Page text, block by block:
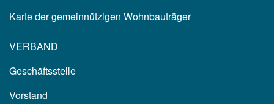
Karte der gemeinnützigen Wohnbauträger
VERBAND
Geschäftsstelle
Vorstand